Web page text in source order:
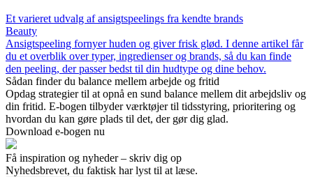
Et varieret udvalg af ansigtspeelings fra kendte brands
Beauty
Ansigtspeeling fornyer huden og giver frisk glød. I denne artikel får
du et overblik over typer, ingredienser og brands, så du kan finde
den peeling, der passer bedst til din hudtype og dine behov.
Sådan finder du balance mellem arbejde og fritid
Opdag strategier til at opnå en sund balance mellem dit arbejdsliv og
din fritid. E-bogen tilbyder værktøjer til tidsstyring, prioritering og
hvordan du kan gøre plads til det, der gør dig glad.
Download e-bogen nu
Få inspiration og nyheder – skriv dig op
Nyhedsbrevet, du faktisk har lyst til at læse.